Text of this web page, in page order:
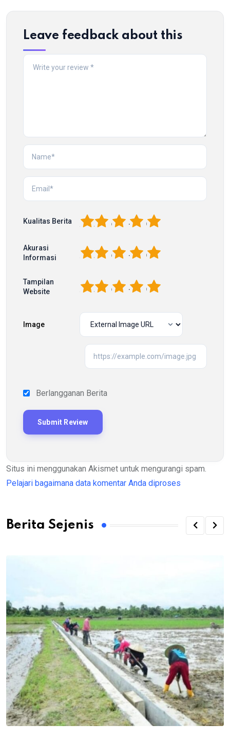
Leave feedback about this
Kualitas Berita 5
4
3
2
Akurasi
Informasi
5
4
3
2
Tampilan
Website
5
4
3
2
Image
Berlangganan Berita
Situs ini menggunakan Akismet untuk mengurangi spam.
Pelajari bagaimana data komentar Anda diproses
Berita Sejenis